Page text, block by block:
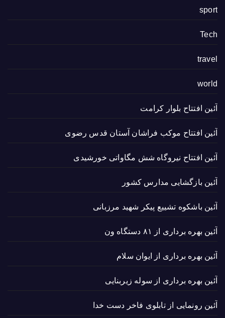
sport
Tech
travel
world
آئین افتتاح بلوار کرامت
آئین افتتاح موکب فراشان آستان قدس رضوی
آئین افتتاح نیروگاه شش مگاواتی خورشیدی
آئین بازگشایی مدارس کشور
آئین باشکوه تشییع پیکر شهید مرزبانی
آئین بهره برداری از ۸۱ دستگاه ون
آئین بهره برداری از ایوان سلام
آئین بهره برداری از سوله زیربنایی
آئین رونمایی از تابلوی فاخر دست خدا